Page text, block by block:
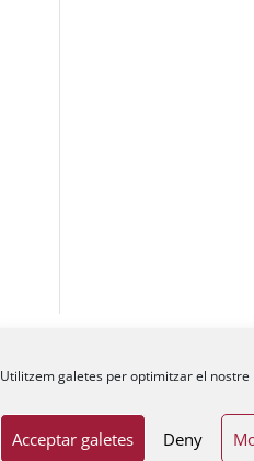
Utilitzem galetes per optimitzar el nostre
Acceptar galetes Deny